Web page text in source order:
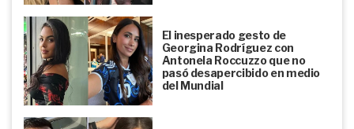
El inesperado gesto de
Georgina Rodríguez con
Antonela Roccuzzo que no
pasó desapercibido en medio
del Mundial